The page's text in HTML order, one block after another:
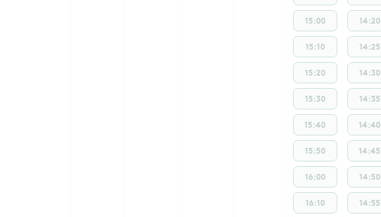
15:00
15:10
15:20
15:30
15:40
15:50
16:00
16:10
14:20
14:25
14:30
14:35
14:40
14:45
14:50
14:55